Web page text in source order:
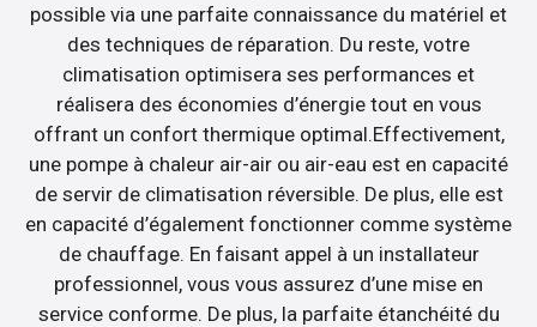
possible via une parfaite connaissance du matériel et
des techniques de réparation. Du reste, votre
climatisation optimisera ses performances et
réalisera des économies d’énergie tout en vous
offrant un confort thermique optimal.Effectivement,
une pompe à chaleur air-air ou air-eau est en capacité
de servir de climatisation réversible. De plus, elle est
en capacité d’également fonctionner comme système
de chauffage. En faisant appel à un installateur
professionnel, vous vous assurez d’une mise en
service conforme. De plus, la parfaite étanchéité du